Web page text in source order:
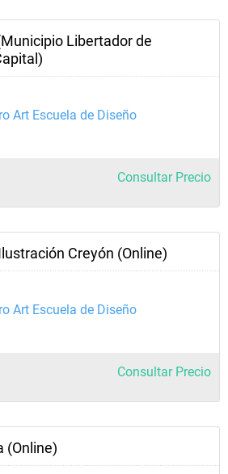
Libertador de
Art Escuela de Diseño
Consultar Precio
Creyón (Online)
Art Escuela de Diseño
Consultar Precio
(Online)